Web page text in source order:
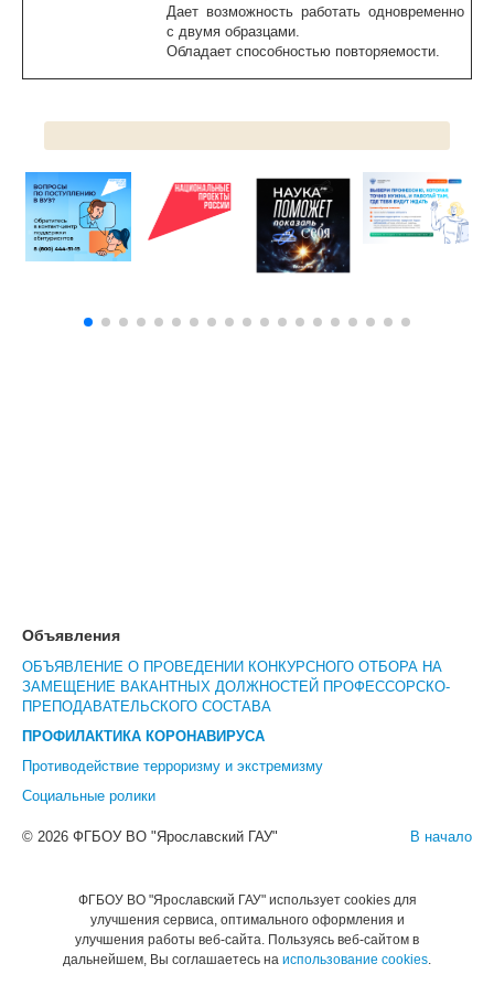
Дает возможность работать одновременно
с двумя образцами.
Обладает способностью повторяемости.
Объявления
ОБЪЯВЛЕНИЕ О ПРОВЕДЕНИИ КОНКУРСНОГО ОТБОРА НА
ЗАМЕЩЕНИЕ ВАКАНТНЫХ ДОЛЖНОСТЕЙ ПРОФЕССОРСКО-
ПРЕПОДАВАТЕЛЬСКОГО СОСТАВА
ПРОФИЛАКТИКА КОРОНАВИРУСА
Противодействие терроризму и экстремизму
Социальные ролики
В начало
© 2026 ФГБОУ ВО "Ярославский ГАУ"
ФГБОУ ВО "Ярославский ГАУ" использует cookies для
улучшения сервиса, оптимального оформления и
улучшения работы веб-сайта. Пользуясь веб-сайтом в
дальнейшем, Вы соглашаетесь на использование cookies